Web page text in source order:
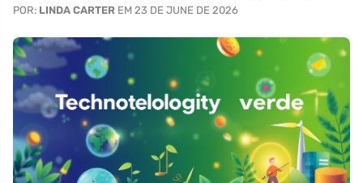
POR: LINDA CARTER EM 23 DE JUNE DE 2026